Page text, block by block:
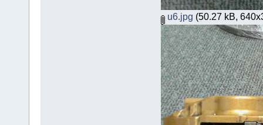
u6.jpg (50.27 kB,